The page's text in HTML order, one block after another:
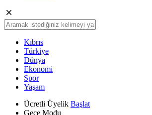
Kıbrıs
Türkiye
Dünya
Ekonomi
Spor
Yaşam
Ücretli Üyelik Başlat
Gece Modu